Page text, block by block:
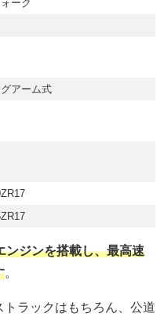
ーク
アーム式
ンジンを搭載し、最高速
。
ラックはもちろん、公道